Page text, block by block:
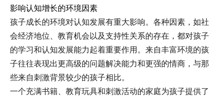
影响认知增长的环境因素
孩子成长的环境对认知发展有重大影响。各种因素，如社
会经济地位、教育机会以及支持性关系的存在，都对孩子
的学习和认知发展能力起着重要作用。来自丰富环境的孩
子往往表现出更高级的问题解决能力和更强的情商，与那
些来自刺激背景较少的孩子相比。
一个充满书籍、教育玩具和刺激活动的家庭为孩子提供了